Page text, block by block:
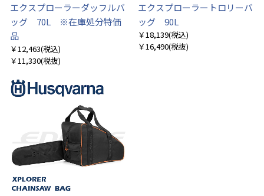
エクスプローラーダッフルバ
ッグ 70L ※在庫処分特価
品
￥12,463(税込)
￥11,330(税抜)
エクスプローラートロリーバ
ッグ 90L
￥18,139(税込)
￥16,490(税抜)